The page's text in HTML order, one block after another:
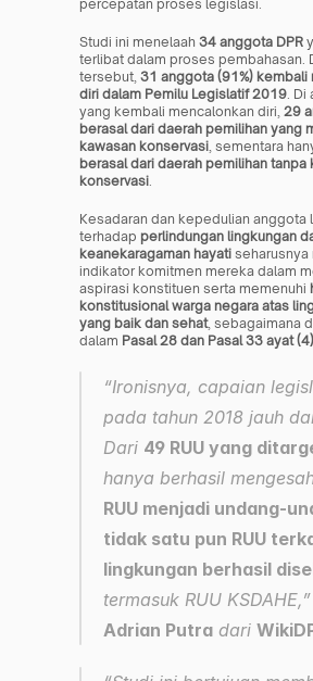
percepatan proses legislasi.
Studi ini menelaah 34 anggota DPR
terlibat dalam proses pembahasan.
tersebut, 31 anggota (91%) kembali
diri dalam Pemilu Legislatif 2019 .
yang kembali mencalonkan diri, 29
berasal dari daerah pemilihan yang
kawasan konservasi , sementara
berasal dari daerah pemilihan tanpa
konservasi
Kesadaran dan kepedulian anggota
terhadap perlindungan lingkungan
keanekaragaman hayati seharusnya
indikator komitmen mereka dalam
aspirasi konstituen serta memenuhi
konstitusional warga negara atas
yang baik dan sehat, sebagaimana
dalam Pasal 28 dan Pasal 33 ayat
“Ironisnya, capaian
pada tahun 2018 jauh
Dari 49 RUU yang
hanya berhasil
RUU menjadi undang-
tidak satu pun RUU
lingkungan berhasil
Adrian Putra dari